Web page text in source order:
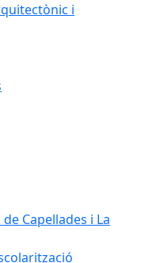
i
Capellades i La